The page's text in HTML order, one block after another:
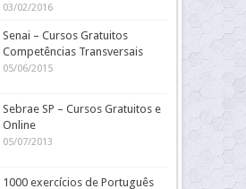
03/02/2016
Senai – Cursos Gratuitos
Competências Transversais
05/06/2015
Sebrae SP – Cursos Gratuitos e
Online
05/07/2013
1000 exercícios de Português